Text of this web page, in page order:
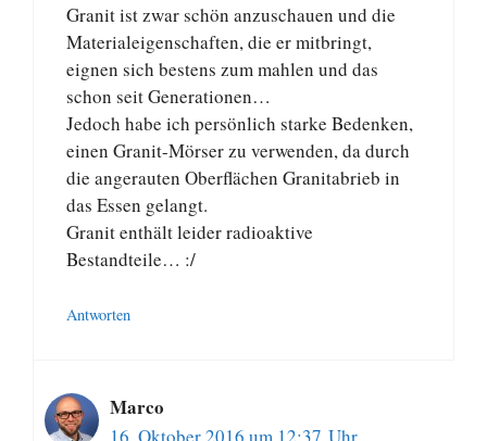
Granit ist zwar schön anzuschauen und die
Materialeigenschaften, die er mitbringt,
eignen sich bestens zum mahlen und das
schon seit Generationen…
Jedoch habe ich persönlich starke Bedenken,
einen Granit-Mörser zu verwenden, da durch
die angerauten Oberflächen Granitabrieb in
das Essen gelangt.
Granit enthält leider radioaktive
Bestandteile… :/
Antworten
Marco